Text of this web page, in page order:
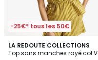
-25€* tous les 50€
LA REDOUTE COLLECTIONS
Top sans manches rayé col V
3,3
/ 5